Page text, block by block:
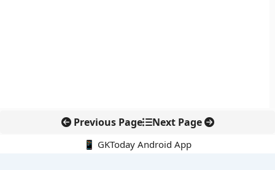
Previous Page Next Page
📱 GKToday Android App